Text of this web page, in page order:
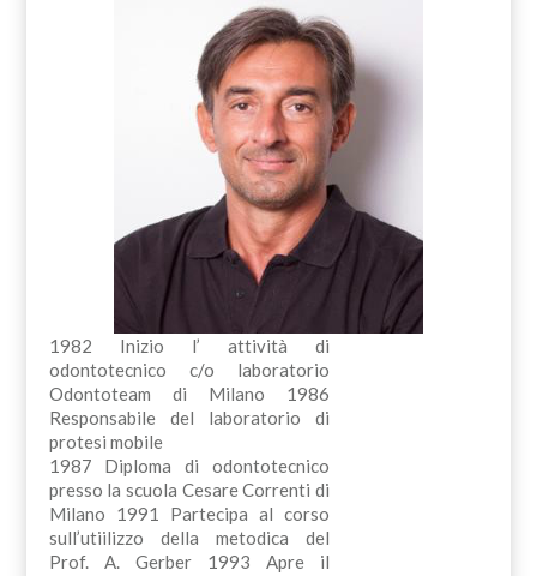
1982 Inizio l’ attività di
odontotecnico c/o laboratorio
Odontoteam di Milano 1986
Responsabile del laboratorio di
protesi mobile
1987 Diploma di odontotecnico
presso la scuola Cesare Correnti di
Milano 1991 Partecipa al corso
sull’utiilizzo della metodica del
Prof. A. Gerber 1993 Apre il